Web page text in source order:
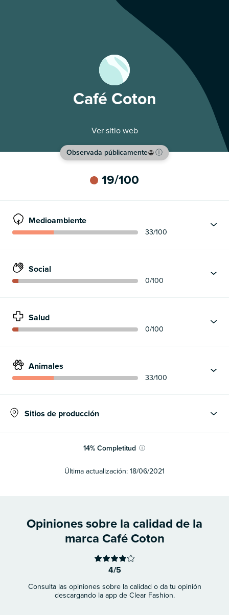
Café Coton
Ver sitio web
Observada públicamente ⓘ
19/100
Medioambiente
33/100
Social
0/100
Salud
0/100
Animales
33/100
Sitios de producción
14%Completitud ⓘ
Última actualización: 18/06/2021
Opiniones sobre la calidad de la
marca Café Coton
4/5
Consulta las opiniones sobre la calidad o da tu opinión
descargando la app de Clear Fashion.